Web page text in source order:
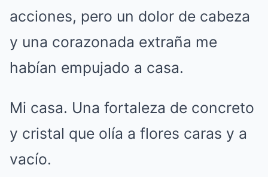
acciones, pero un dolor de cabeza
y una corazonada extraña me
habían empujado a casa.
Mi casa. Una fortaleza de concreto
y cristal que olía a flores caras y a
vacío.